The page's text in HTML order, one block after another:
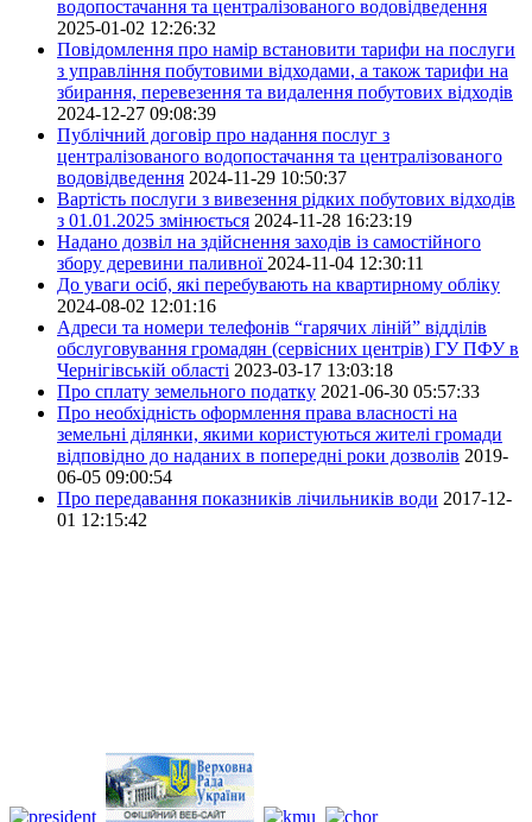
водопостачання та централізованого водовідведення
2025-01-02 12:26:32
Повідомлення про намір встановити тарифи на послуги
з управління побутовими відходами, а також тарифи на
збирання, перевезення та видалення побутових відходів
2024-12-27 09:08:39
Публічний договір про надання послуг з
централізованого водопостачання та централізованого
водовідведення 2024-11-29 10:50:37
Вартість послуги з вивезення рідких побутових відходів
з 01.01.2025 змінюється 2024-11-28 16:23:19
Надано дозвіл на здійснення заходів із самостійного
збору деревини паливної 2024-11-04 12:30:11
До уваги осіб, які перебувають на квартирному обліку
2024-08-02 12:01:16
Адреси та номери телефонів “гарячих ліній” відділів
обслуговування громадян (сервісних центрів) ГУ ПФУ в
Чернігівській області 2023-03-17 13:03:18
Про сплату земельного податку 2021-06-30 05:57:33
Про необхідність оформлення права власності на
земельні ділянки, якими користуються жителі громади
відповідно до наданих в попередні роки дозволів 2019-
06-05 09:00:54
Про передавання показників лічильників води 2017-12-
01 12:15:42